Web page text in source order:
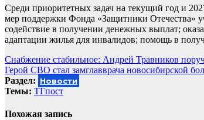
Среди приоритетных задач на текущий год и
мер поддержки Фонда «Защитники Отечества»
содействие в получении денежных выплат;
адаптации жилья для инвалидов; помощь в
Навигация
по
записям
Снабжение стабильное: Андрей Травников
Герой СВО стал замглавврача новосибирской
Раздел: Новости
Темы: ТГпост
Похожая запись